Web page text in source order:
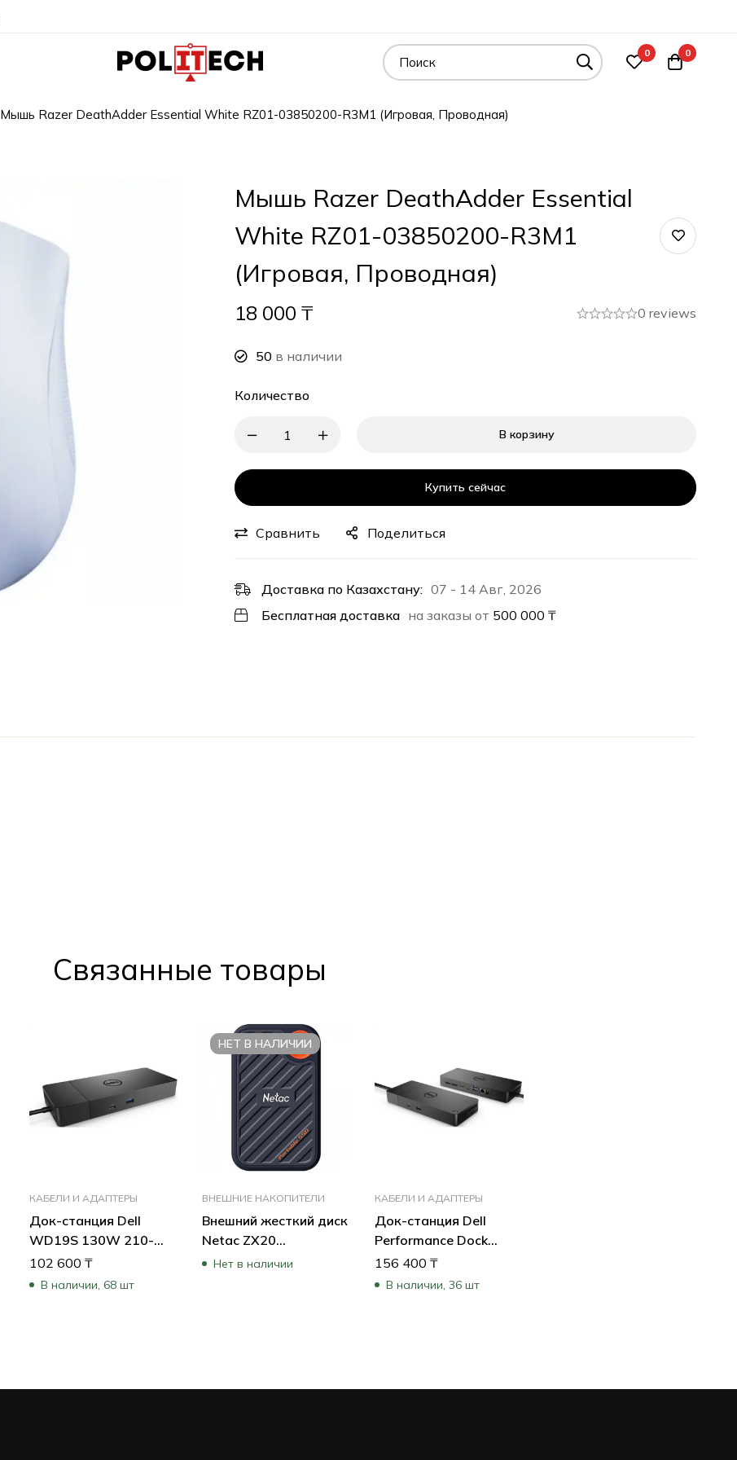
0 0
Мышь Razer DeathAdder Essential White RZ01-03850200-R3M1 (Игровая, Проводная)
Мышь Razer DeathAdder Essential
White RZ01-03850200-R3M1
(Игровая, Проводная)
18 000 ₸ 0 reviews
50 в наличии
Количество
В корзину
Купить сейчас
Сравнить Поделиться
Доставка по Казахстану: 07 - 14 Авг, 2026
Бесплатная доставка на заказы от 500 000 ₸
Cвязанные товары
КАБЕЛИ И АДАПТЕРЫ
Док-станция Dell
WD19S 130W 210-
AZBX
102 600 ₸
В наличии, 68 шт
НЕТ В НАЛИЧИИ
ВНЕШНИЕ НАКОПИТЕЛИ
Внешний жесткий диск
Netac ZX20
NT01ZX20-512G-32BL
Нет в наличии
КАБЕЛИ И АДАПТЕРЫ
Док-станция Dell
Performance Dock
WD19DCS 210-AZBW
156 400₸
В наличии, 36 шт